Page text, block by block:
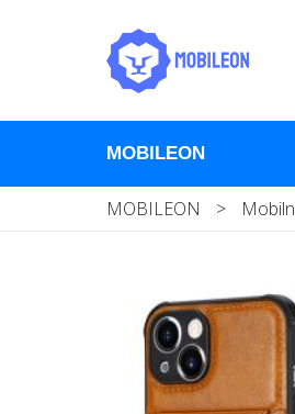
MOBILEON
MOBILEON >